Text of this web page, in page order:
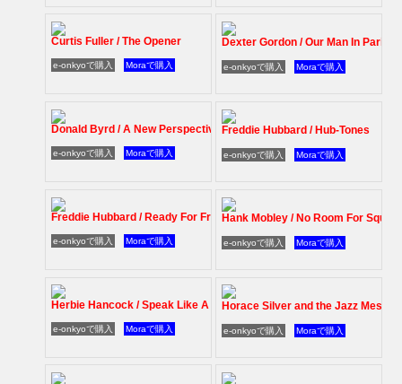
Curtis Fuller / The Opener
e-onkyoで購入 Moraで購入
Dexter Gordon / Our Man In Paris
e-onkyoで購入 Moraで購入
Donald Byrd / A New Perspective
e-onkyoで購入 Moraで購入
Freddie Hubbard / Hub-Tones
e-onkyoで購入 Moraで購入
Freddie Hubbard / Ready For Freddie
e-onkyoで購入 Moraで購入
Hank Mobley / No Room For
e-onkyoで購入 Moraで購入
Herbie Hancock / Speak Like A Child
e-onkyoで購入 Moraで購入
Horace Silver and the Jazz
e-onkyoで購入 Moraで購入